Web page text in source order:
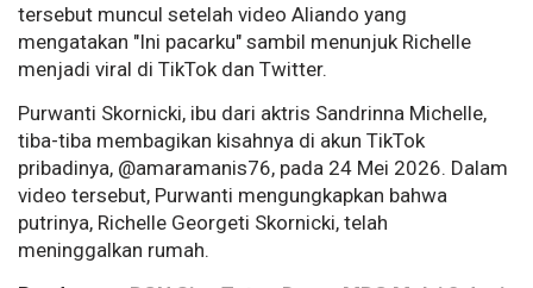
tersebut muncul setelah video Aliando yang
mengatakan "Ini pacarku" sambil menunjuk Richelle
menjadi viral di TikTok dan Twitter.
Purwanti Skornicki, ibu dari aktris Sandrinna Michelle,
tiba-tiba membagikan kisahnya di akun TikTok
pribadinya, @amaramanis76, pada 24 Mei 2026. Dalam
video tersebut, Purwanti mengungkapkan bahwa
putrinya, Richelle Georgeti Skornicki, telah
meninggalkan rumah.